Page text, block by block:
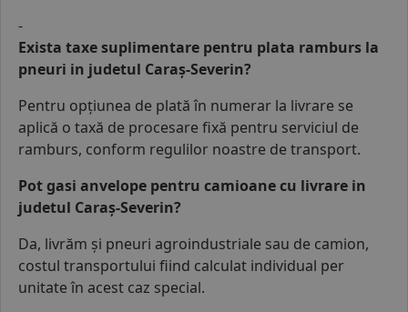
-
Exista taxe suplimentare pentru plata ramburs la
pneuri in judetul Caraș-Severin?
Pentru opțiunea de plată în numerar la livrare se
aplică o taxă de procesare fixă pentru serviciul de
ramburs, conform regulilor noastre de transport.
Pot gasi anvelope pentru camioane cu livrare in
judetul Caraș-Severin?
Da, livrăm și pneuri agroindustriale sau de camion,
costul transportului fiind calculat individual per
unitate în acest caz special.